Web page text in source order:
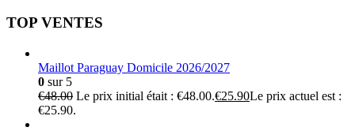
TOP VENTES
Maillot Paraguay Domicile 2026/2027
0 sur 5
€48.00 Le prix initial était : €48.00.€25.90Le prix actuel est :
€25.90.